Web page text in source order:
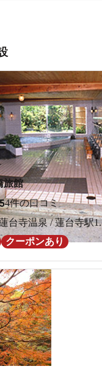
旅館
4件の口コミ
台寺温泉 / 蓮台寺駅
クーポンあり